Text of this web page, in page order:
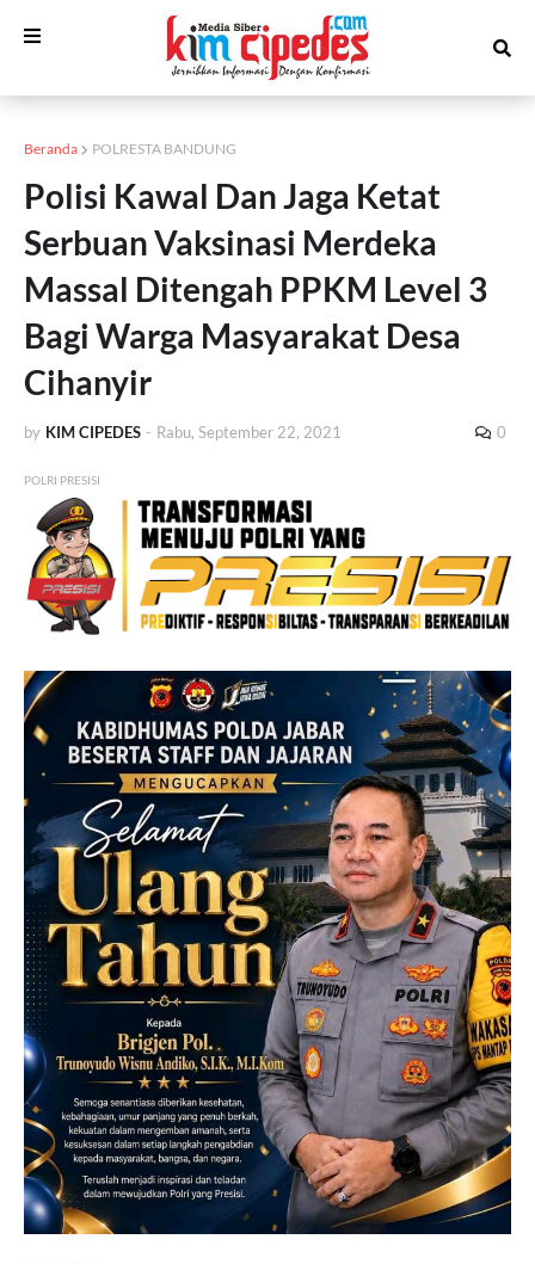
Beranda POLRESTA BANDUNG
Polisi Kawal Dan Jaga Ketat
Serbuan Vaksinasi Merdeka
Massal Ditengah PPKM Level 3
Bagi Warga Masyarakat Desa
Cihanyir
by KIM CIPEDES - Rabu, September 22, 2021 0
POLRI PRESISI